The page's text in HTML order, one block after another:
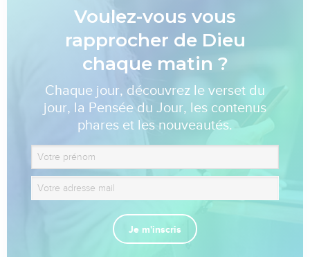
Voulez-vous vous
rapprocher de Dieu
chaque matin ?
Chaque jour, découvrez le verset du
jour, la Pensée du Jour, les contenus
phares et les nouveautés.
Je m'inscris